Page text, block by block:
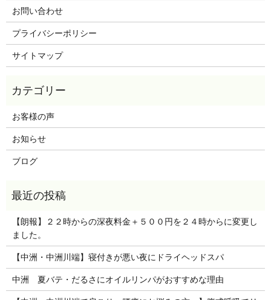
お問い合わせ
プライバシーポリシー
サイトマップ
お客様の声
お知らせ
ブログ
【朗報】２２時からの深夜料金＋５００円を２４時からに変更し
ました。
【中洲・中洲川端】寝付きが悪い夜にドライヘッドスパ
中洲 夏バテ・だるさにオイルリンパがおすすめな理由